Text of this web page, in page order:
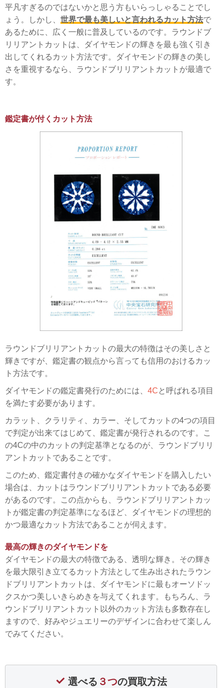
平凡すぎるのではないかと思う方もいらっしゃることでし
ょう。しかし、 世界で最も美しいと言われるカット方法で
あるために、広く一般に普及しているのです。ラウンドブ
リリアントカットは、ダイヤモンドの輝きを最も強く引き
出してくれるカット方法です。ダイヤモンドの輝きの美し
さを重視するなら、ラウンドブリリアントカットが最適で
す。
鑑定書が付くカット方法
ラウンドブリリアントカットの最大の特徴はその美しさと
輝きですが、鑑定書の観点から言っても信用のおけるカッ
ト方法です。
ダイヤモンドの鑑定書発行のためには、 4C と呼ばれる項目
を満たす必要があります。
カラット、クラリティ、カラー、そしてカットの4つの項目
で判定が出来てはじめて、鑑定書が発行されるのです。こ
の4Cの中のカットの判定基準となるのが、ラウンドブリリ
アントカットであることです。
このため、鑑定書付きの確かなダイヤモンドを購入したい
場合は、カットはラウンドブリリアントカットである必要
があるのです。この点からも、ラウンドブリリアントカッ
トが鑑定書の判定基準になるほど、ダイヤモンドの理想的
かつ最適なカット方法であることが伺えます。
最高の輝きのダイヤモンドを
ダイヤモンドの最大の特徴である、透明な輝き。その輝き
を最大限引き立てるカット方法として生み出されたラウン
ドブリリアントカットは、ダイヤモンドに最もオーソドッ
クスかつ美しいきらめきを与えてくれます。もちろん、ラ
ウンドブリリアントカット以外のカット方法も多数存在し
ますので、好みやジュエリーのデザインに合わせて楽しん
でみてください。
選べる ３つの買取方法